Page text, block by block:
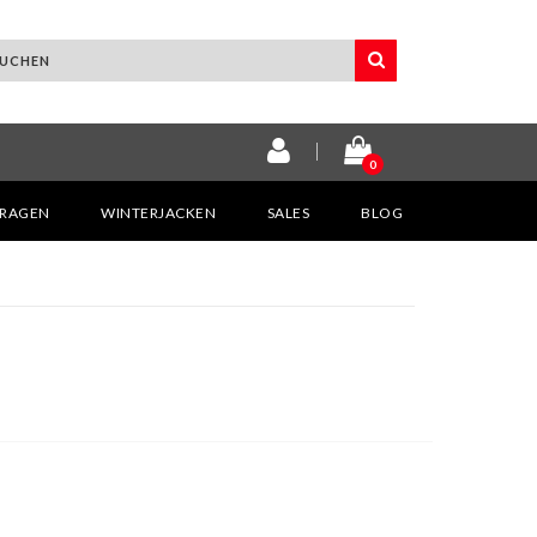
0
WINTERJACKEN SALES BLOG